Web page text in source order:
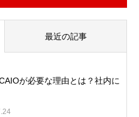
最近の記事
が必要な理由とは？社内に